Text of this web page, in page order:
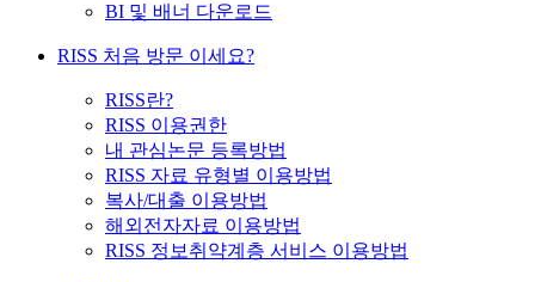
BI 및 배너 다운로드
RISS 처음 방문 이세요?
RISS란?
RISS 이용권한
내 관심논문 등록방법
RISS 자료 유형별 이용방법
복사/대출 이용방법
해외전자자료 이용방법
RISS 정보취약계층 서비스 이용방법